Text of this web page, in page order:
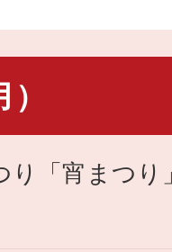
り「宵まつり